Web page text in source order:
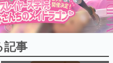
ページビュー数万以上！ などな
た、電ファミ渾身の“殿堂入り”記
事